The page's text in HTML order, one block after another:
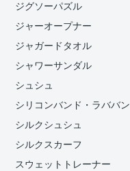
ジグソーパズル
ジャーオープナー
ジャガードタオル
シャワーサンダル
シュシュ
シリコンバンド・ラババン
シルクシュシュ
シルクスカーフ
スウェットトレーナー